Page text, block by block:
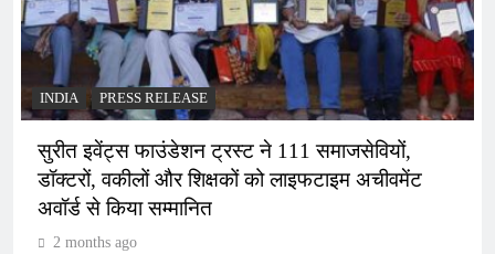
INDIA PRESS RELEASE
सुरीत इवेंट्स फाउंडेशन ट्रस्ट ने 111 समाजसेवियों,
डॉक्टरों, वकीलों और शिक्षकों को लाइफटाइम अचीवमेंट
अवॉर्ड से किया सम्मानित
2 months ago